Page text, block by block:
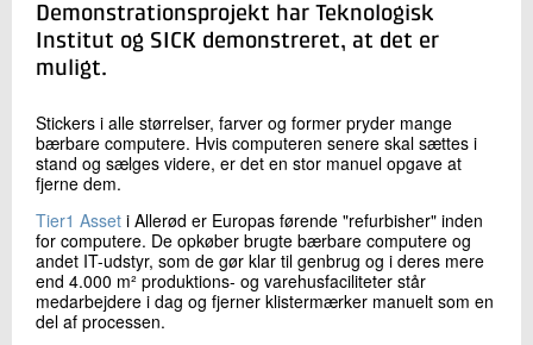
Demonstrationsprojekt har Teknologisk
Institut og SICK demonstreret, at det er
muligt.
Stickers i alle størrelser, farver og former pryder mange
bærbare computere. Hvis computeren senere skal sættes i
stand og sælges videre, er det en stor manuel opgave at
fjerne dem.
Tier1 Asset i Allerød er Europas førende "refurbisher" inden
for computere. De opkøber brugte bærbare computere og
andet IT-udstyr, som de gør klar til genbrug og i deres mere
end 4.000 m² produktions- og varehusfaciliteter står
medarbejdere i dag og fjerner klistermærker manuelt som en
del af processen.